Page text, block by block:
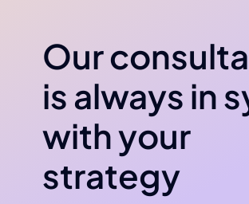
Our
is always in
with your
strategy